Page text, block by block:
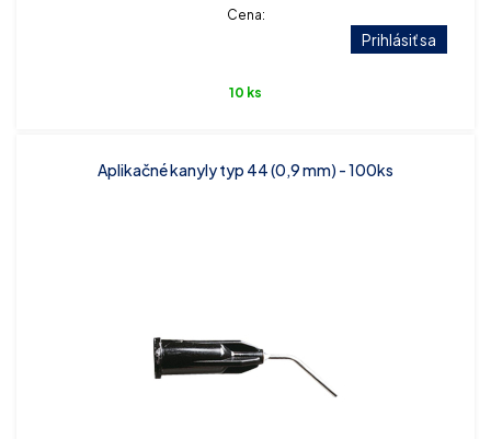
Cena:
Prihlásiť sa
10 ks
Aplikačné kanyly typ 44 (0,9 mm) - 100ks